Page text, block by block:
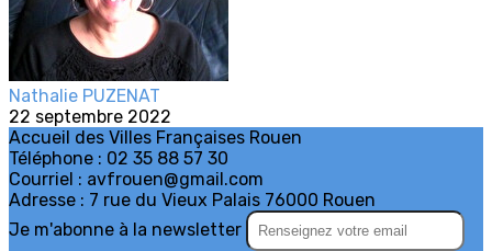
Nathalie PUZENAT
22 septembre 2022
Accueil des Villes Françaises Rouen
Téléphone : 02 35 88 57 30
Courriel : avfrouen@gmail.com
Adresse : 7 rue du Vieux Palais 76000 Rouen
Je m'abonne à la newsletter